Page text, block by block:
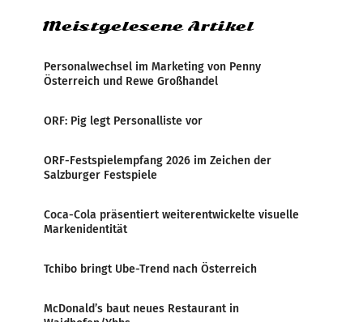
Meistgelesene Artikel
Personalwechsel im Marketing von Penny
Österreich und Rewe Großhandel
ORF: Pig legt Personalliste vor
ORF-Festspielempfang 2026 im Zeichen der
Salzburger Festspiele
Coca-Cola präsentiert weiterentwickelte visuelle
Markenidentität
Tchibo bringt Ube-Trend nach Österreich
McDonald’s baut neues Restaurant in